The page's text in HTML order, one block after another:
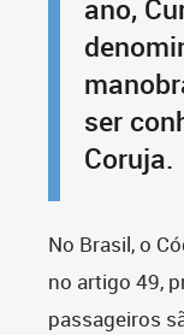
ano,
ser
Coruja.
No Brasil, o
no artigo 49,
passageiros